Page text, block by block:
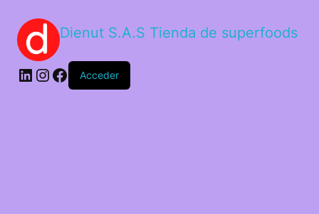
Dienut S.A.S Tienda de superfoods
Acceder